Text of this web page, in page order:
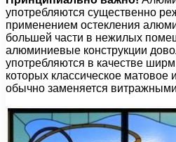
употребляются существенно
применением остекления
большей части в нежилых
алюминиевые конструкции
употребляются в качестве
которых классическое матовое
обычно заменяется